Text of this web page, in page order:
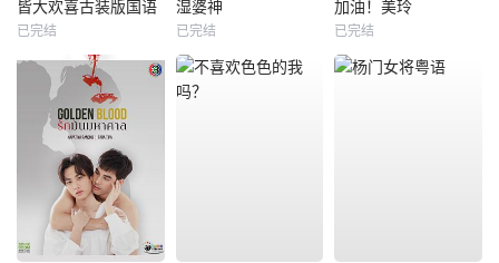
皆大欢喜古装版国语
已完结
湿婆神
已完结
加油！美玲
已完结